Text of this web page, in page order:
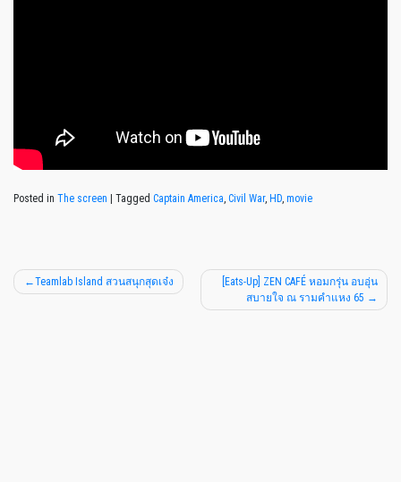
Posted in The screen | Tagged Captain America Civil War, HD movie
Teamlab Island สวนสนุกสุดเจ๋ง
[Eats-Up] ZEN CAFÉ หอมกรุ่น อบอุ่น
สบายใจ ณ รามคำแหง 65